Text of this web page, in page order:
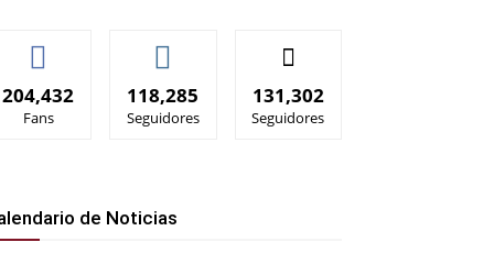
204,432
Fans
118,285
Seguidores
131,302
Seguidores
de Noticias